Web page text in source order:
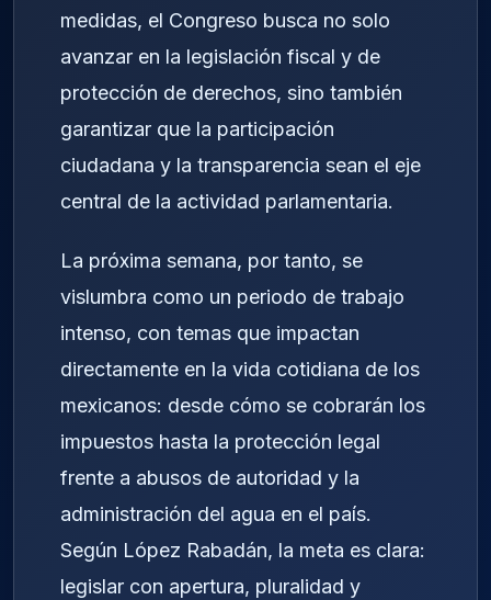
medidas, el Congreso busca no solo
avanzar en la legislación fiscal y de
protección de derechos, sino también
garantizar que la participación
ciudadana y la transparencia sean el eje
central de la actividad parlamentaria.
La próxima semana, por tanto, se
vislumbra como un periodo de trabajo
intenso, con temas que impactan
directamente en la vida cotidiana de los
mexicanos: desde cómo se cobrarán los
impuestos hasta la protección legal
frente a abusos de autoridad y la
administración del agua en el país.
Según López Rabadán, la meta es clara:
legislar con apertura, pluralidad y